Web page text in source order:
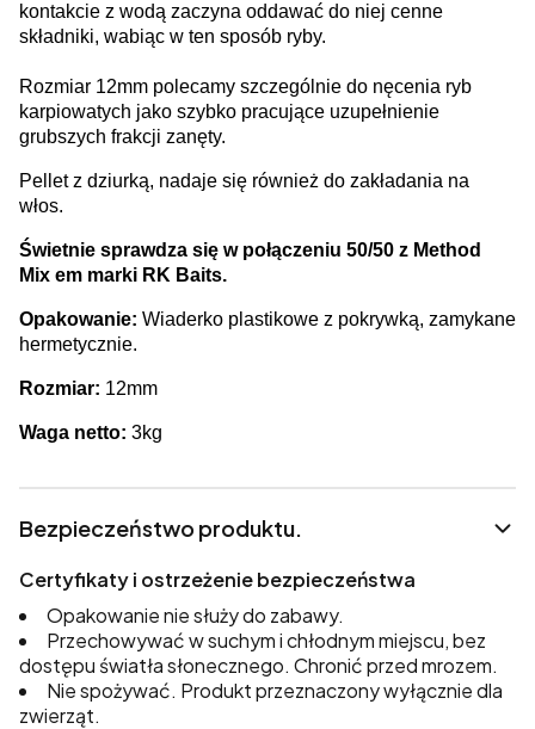
kontakcie z wodą zaczyna oddawać do niej cenne
składniki, wabiąc w ten sposób ryby.
Rozmiar 12mm polecamy szczególnie do nęcenia ryb
karpiowatych jako szybko pracujące uzupełnienie
grubszych frakcji zanęty.
Pellet z dziurką, nadaje się również do zakładania na
włos.
Świetnie sprawdza się w połączeniu 50/50 z Method
Mix em marki RK Baits.
Opakowanie: Wiaderko plastikowe z pokrywką, zamykane
hermetycznie.
Rozmiar: 12mm
Waga netto: 3kg
Bezpieczeństwo produktu.
Certyfikaty i ostrzeżenie bezpieczeństwa
Opakowanie nie służy do zabawy.
Przechowywać w suchym i chłodnym miejscu, bez
dostępu światła słonecznego. Chronić przed mrozem.
Nie spożywać. Produkt przeznaczony wyłącznie dla
zwierząt.